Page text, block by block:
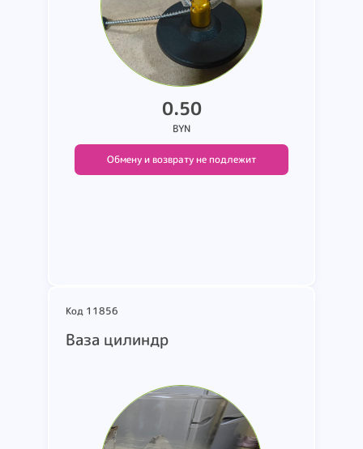
0.50
BYN
Обмену и возврату не подлежит
Код 11856
Ваза цилиндр